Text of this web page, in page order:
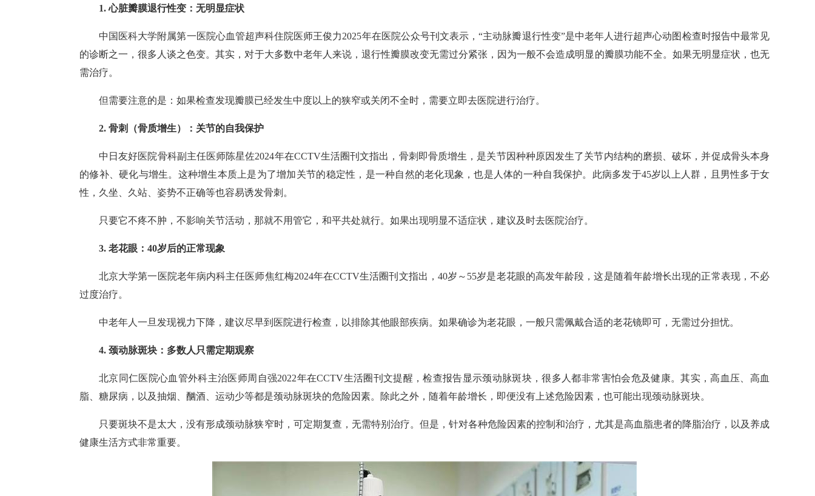
1. 心脏瓣膜退行性变：无明显症状
中国医科大学附属第一医院心血管超声科住院医师王俊力2025年在医院公众号刊文表示，“主动脉瓣退行性变”是中老年人进行超声心动图检查时报告中最常见
的诊断之一，很多人谈之色变。其实，对于大多数中老年人来说，退行性瓣膜改变无需过分紧张，因为一般不会造成明显的瓣膜功能不全。如果无明显症状，也无
需治疗。
但需要注意的是：如果检查发现瓣膜已经发生中度以上的狭窄或关闭不全时，需要立即去医院进行治疗。
2. 骨刺（骨质增生）：关节的自我保护
中日友好医院骨科副主任医师陈星佐2024年在CCTV生活圈刊文指出，骨刺即骨质增生，是关节因种种原因发生了关节内结构的磨损、破坏，并促成骨头本身
的修补、硬化与增生。这种增生本质上是为了增加关节的稳定性，是一种自然的老化现象，也是人体的一种自我保护。此病多发于45岁以上人群，且男性多于女
性，久坐、久站、姿势不正确等也容易诱发骨刺。
只要它不疼不肿，不影响关节活动，那就不用管它，和平共处就行。如果出现明显不适症状，建议及时去医院治疗。
3. 老花眼：40岁后的正常现象
北京大学第一医院老年病内科主任医师焦红梅2024年在CCTV生活圈刊文指出，40岁～55岁是老花眼的高发年龄段，这是随着年龄增长出现的正常表现，不必
过度治疗。
中老年人一旦发现视力下降，建议尽早到医院进行检查，以排除其他眼部疾病。如果确诊为老花眼，一般只需佩戴合适的老花镜即可，无需过分担忧。
4. 颈动脉斑块：多数人只需定期观察
北京同仁医院心血管外科主治医师周自强2022年在CCTV生活圈刊文提醒，检查报告显示颈动脉斑块，很多人都非常害怕会危及健康。其实，高血压、高血
脂、糖尿病，以及抽烟、酗酒、运动少等都是颈动脉斑块的危险因素。除此之外，随着年龄增长，即便没有上述危险因素，也可能出现颈动脉斑块。
只要斑块不是太大，没有形成颈动脉狭窄时，可定期复查，无需特别治疗。但是，针对各种危险因素的控制和治疗，尤其是高血脂患者的降脂治疗，以及养成
健康生活方式非常重要。